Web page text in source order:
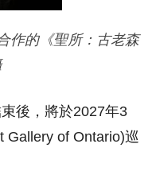
作的《聖所：古老森
後，將於2027年3
Gallery of Ontario)巡